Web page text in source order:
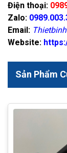
Điện thoại:
Zalo:
Email:
Website:
Sản Phẩm